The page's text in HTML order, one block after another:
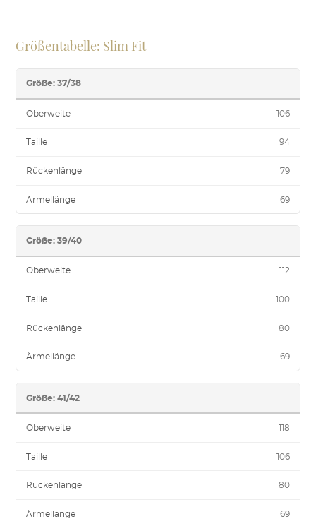
Größentabelle: Slim Fit
Größe: 37/38
Oberweite 106
Taille 94
Rückenlänge 79
Ärmellänge 69
Größe: 39/40
Oberweite 112
Taille 100
Rückenlänge 80
Ärmellänge 69
Größe: 41/42
Oberweite 118
Taille 106
Rückenlänge 80
Ärmellänge 69